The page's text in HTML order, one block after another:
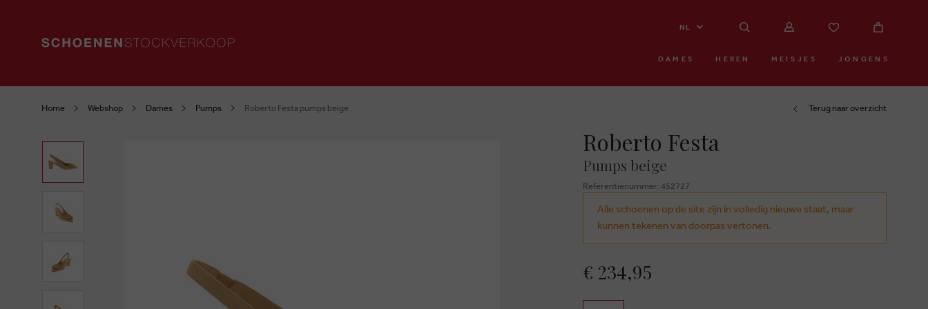
NL
DAMES HEREN MEISJES JONGENS
Home Webshop Dames Pumps Roberto Festa pumps beige Terug naar overzicht
Roberto Festa
Pumps beige
Referentienummer: 452727
Alle schoenen op de site zijn in volledig nieuwe staat, maar
kunnen tekenen van doorpas vertonen.
€ 234,95